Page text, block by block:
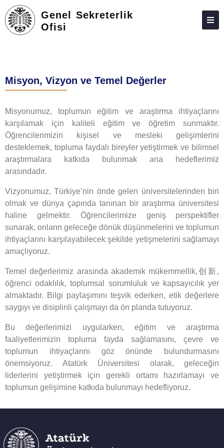
Genel Sekreterlik
Ofisi
İLETIŞIM
Misyon, Vizyon ve Temel Değerler
Misyonumuz, toplumun eğitim ve araştırma ihtiyaçlarını
karşılamak için kaliteli eğitim ve öğretim sunmaktır.
Öğrencilerimizin kişisel ve mesleki gelişimlerini
desteklemek, topluma faydalı bireyler yetiştirmek ve bilimsel
araştırmalara katkıda bulunmak ana hedeflerimiz
arasındadır.
Vizyonumuz, Türkiye’nin önde gelen üniversitelerinden biri
olmak ve dünya çapında tanınan bir araştırma üniversitesi
haline gelmektir. Öğrencilerimize geniş perspektifler
sunarak, onların geleceğe dönük düşünmelerini ve toplumun
ihtiyaçlarını karşılayabilecek şekilde yetişmelerini sağlamayı
amaçlıyoruz.
Temel değerlerimiz arasında akademik mükemmellik,创新,
öğrenci odaklılık, toplumsal sorumluluk ve kapsayıcılık yer
almaktadır. Bilgi paylaşımını teşvik ederken, etik değerlere
saygıyı ve disiplinli çalışmayı da ön planda tutuyoruz.
Bu değerlerimizi uygularken, eğitim ve araştırma
faaliyetlerimizin topluma fayda sağlamasını, çevre ve
toplumun ihtiyaçlarını göz önünde bulundurmasını
önemsiyoruz. Atatürk Üniversitesi olarak, geleceğin
liderlerini yetiştirmek için gerekli ortamı hazırlamayı ve
toplumun gelişimine katkıda bulunmayı hedefliyoruz.